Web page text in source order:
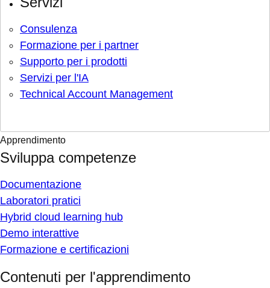
Consulenza
Formazione per i partner
Supporto per i prodotti
Servizi per l'IA
Technical Account Management
Apprendimento
Sviluppa competenze
Documentazione
Laboratori pratici
Hybrid cloud learning hub
Demo interattive
Formazione e certificazioni
Contenuti per l'apprendimento